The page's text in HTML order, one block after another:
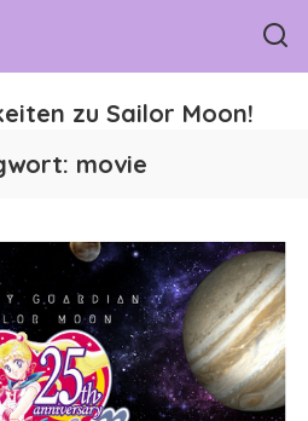
zu Sailor Moon!
movie